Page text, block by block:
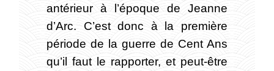
antérieur à l’époque de Jeanne
d’Arc. C’est donc à la première
période de la guerre de Cent Ans
qu’il faut le rapporter, et peut-être